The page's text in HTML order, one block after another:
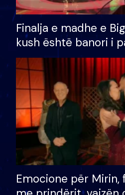
Finalja e madhe e
kush është banori i
shtëpinë dhe humb
të fituar çmimin e
Emocione për Mirin,